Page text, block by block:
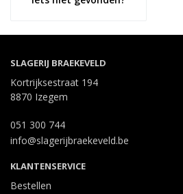
SLAGERIJ BRAEKEVELD
Kortrijksestraat 194
8870 Izegem
051 300 744
info@slagerijbraekeveld.be
KLANTENSERVICE
Bestellen